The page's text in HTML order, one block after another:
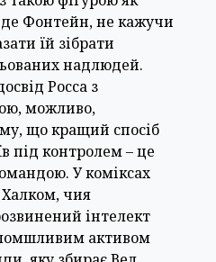
Фонтейн, не кажучи
їй зібрати
надлюдей.
Росса з
можливо,
що кращий спосіб
під контролем – це
У коміксах
чия
інтелект
активом